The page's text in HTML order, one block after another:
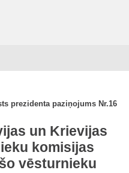
prezidenta paziņojums Nr.16
un Krievijas
komisijas
vēsturnieku